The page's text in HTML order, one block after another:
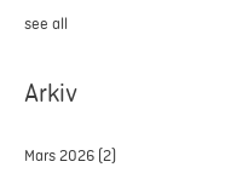
see all
Arkiv
Mars 2026 (2)